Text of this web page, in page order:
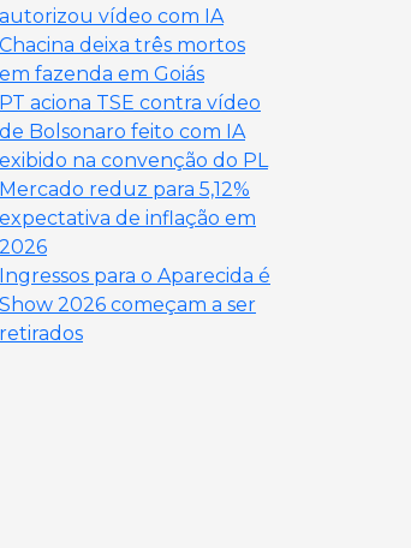
autorizou vídeo com IA
Chacina deixa três mortos
em fazenda em Goiás
PT aciona TSE contra vídeo
de Bolsonaro feito com IA
exibido na convenção do PL
Mercado reduz para 5,12%
expectativa de inflação em
2026
Ingressos para o Aparecida é
Show 2026 começam a ser
retirados